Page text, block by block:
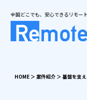
全国どこでも、安心できるリモー
HOME ＞ 案件紹介 ＞ 基盤を支